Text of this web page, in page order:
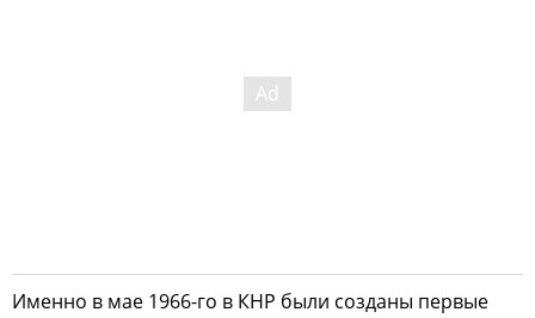
Именно в мае 1966-го в КНР были созданы первые